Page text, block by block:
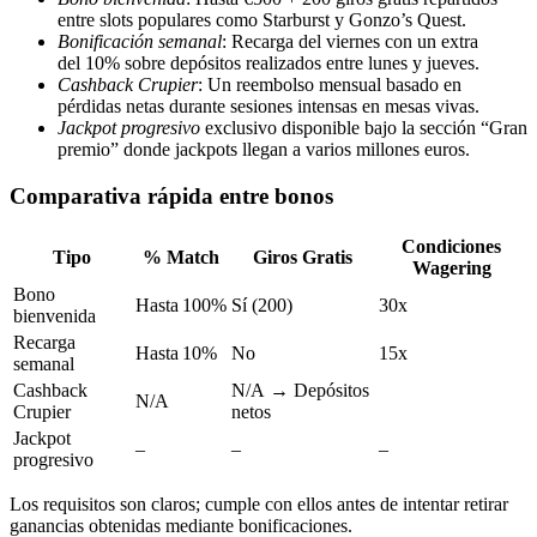
entre slots populares como Starburst y Gonzo’s Quest.
Bonificación semanal: Recarga del viernes con un extra
del 10% sobre depósitos realizados entre lunes y jueves.
Cashback Crupier: Un reembolso mensual basado en
pérdidas netas durante sesiones intensas en mesas vivas.
Jackpot progresivo exclusivo disponible bajo la sección “Gran
premio” donde jackpots llegan a varios millones euros.
Comparativa rápida entre bonos
Tipo % Match Giros Gratis
Condiciones
Wagering
Bono
bienvenida
Hasta 100% Sí (200)
30x
Recarga
semanal
Hasta 10% No
15x
Cashback
Crupier
N/A
N/A → Depósitos
netos
Jackpot
progresivo
– – –
Los requisitos son claros; cumple con ellos antes de intentar retirar
ganancias obtenidas mediante bonificaciones.